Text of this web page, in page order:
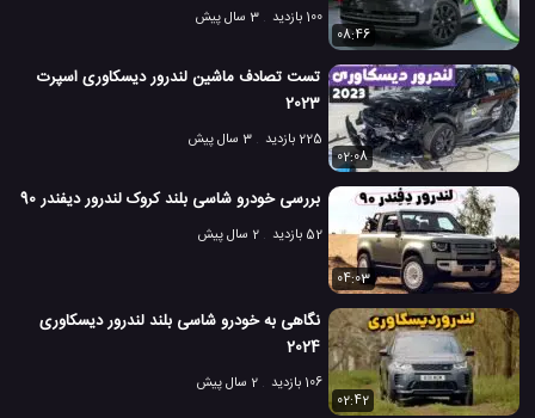
100 بازدید
3 سال پیش
08:46
تست تصادف ماشین لندرور دیسکاوری اسپرت
2023
225 بازدید
3 سال پیش
02:08
بررسی خودرو شاسی بلند کروک لندرور دیفندر 90
52 بازدید 2 سال پیش
04:03
نگاهی به خودرو شاسی بلند لندرور دیسکاوری
2024
106 بازدید
2 سال پیش
02:42